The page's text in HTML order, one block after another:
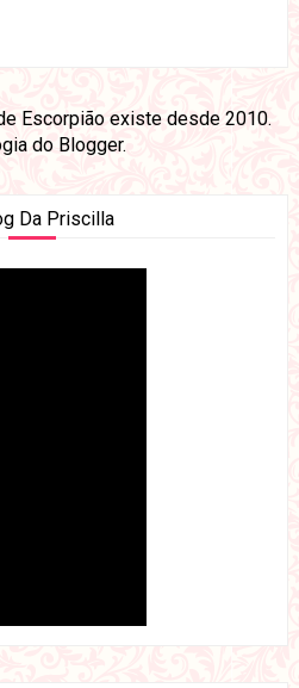
Escorpião existe desde 2010.
do Blogger.
Da Priscilla